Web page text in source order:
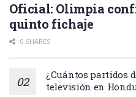
Oficial: Olimpia
quinto fichaje
0 SHARES
¿Cuántos partidos
televisión en